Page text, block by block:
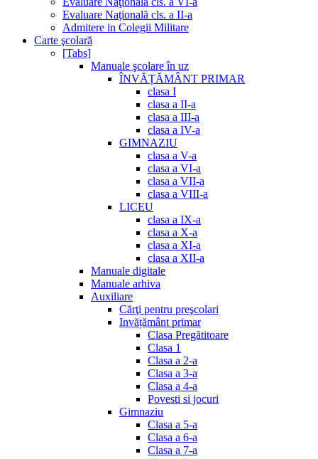
Evaluare Naţională cls. a II-a
Admitere in Colegii Militare
Carte şcolară
[Tabs]
Manuale şcolare în uz
ÎNVĂȚĂMÂNT PRIMAR
clasa I
clasa a II-a
clasa a III-a
clasa a IV-a
GIMNAZIU
clasa a V-a
clasa a VI-a
clasa a VII-a
clasa a VIII-a
LICEU
clasa a IX-a
clasa a X-a
clasa a XI-a
clasa a XII-a
Manuale digitale
Manuale arhiva
Auxiliare
Cărţi pentru preşcolari
Invățământ primar
Clasa Pregătitoare
Clasa 1
Clasa a 2-a
Clasa a 3-a
Clasa a 4-a
Povesti si jocuri
Gimnaziu
Clasa a 5-a
Clasa a 6-a
Clasa a 7-a